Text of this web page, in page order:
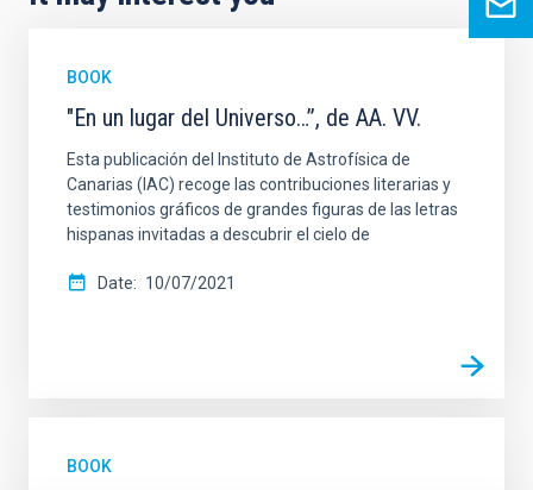
BOOK
"En un lugar del Universo…”, de AA. VV.
Esta publicación del Instituto de Astrofísica de
Canarias (IAC) recoge las contribuciones literarias y
testimonios gráficos de grandes figuras de las letras
hispanas invitadas a descubrir el cielo de
Date 10/07/2021
BOOK